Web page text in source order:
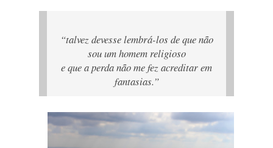
“talvez devesse lembrá-los de que não
sou um homem religioso
e que a perda não me fez acreditar em
fantasias.”